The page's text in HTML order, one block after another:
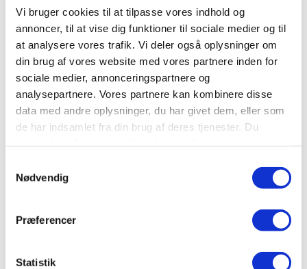
Vi bruger cookies til at tilpasse vores indhold og
annoncer, til at vise dig funktioner til sociale medier og til
at analysere vores trafik. Vi deler også oplysninger om
din brug af vores website med vores partnere inden for
sociale medier, annonceringspartnere og
analysepartnere. Vores partnere kan kombinere disse
data med andre oplysninger, du har givet dem, eller som
de har indsamlet fra din brug af deres tjenester. Du
Nødvendig
Præferencer
Statistik
landbrugets vigtigste nyheder direkte i indbakken.
Tilmeld nyhedsbrev
Sociale medier
Følg os på Facebook, LinkedIn og Instagram og få
alle landbrugets vigtigste nyheder.